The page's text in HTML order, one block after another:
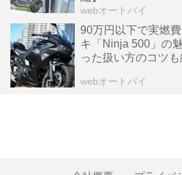
webオートバイ
90万円以下で実燃
キ「Ninja 500」の
った扱い方のコツも
webオートバイ